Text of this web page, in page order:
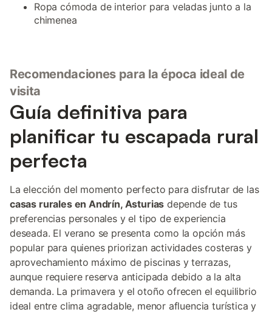
Ropa cómoda de interior para veladas junto a la
chimenea
Recomendaciones para la época ideal de
visita
Guía definitiva para
planificar tu escapada rural
perfecta
La elección del momento perfecto para disfrutar de las
casas rurales en Andrín, Asturias depende de tus
preferencias personales y el tipo de experiencia
deseada. El verano se presenta como la opción más
popular para quienes priorizan actividades costeras y
aprovechamiento máximo de piscinas y terrazas,
aunque requiere reserva anticipada debido a la alta
demanda. La primavera y el otoño ofrecen el equilibrio
ideal entre clima agradable, menor afluencia turística y